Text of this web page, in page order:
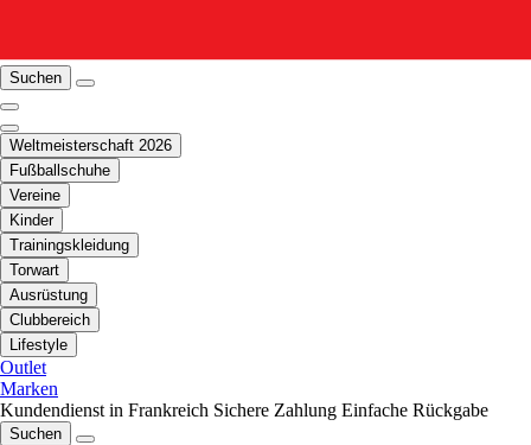
Suchen
Weltmeisterschaft 2026
Fußballschuhe
Vereine
Kinder
Trainingskleidung
Torwart
Ausrüstung
Clubbereich
Lifestyle
Outlet
Marken
Kundendienst in Frankreich Sichere Zahlung Einfache Rückgabe
Suchen